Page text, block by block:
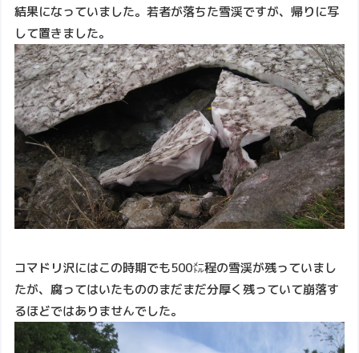
結果になっていました。若者が落ちた雪渓ですが、帰りに写
して置きました。
コマドリ沢にはこの時期でも500㍍程の雪渓が残っていまし
たが、腐ってはいたもののまだまだ分厚く残っていて崩落す
るほどではありませんでした。